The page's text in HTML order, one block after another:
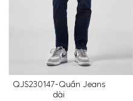
QJS230147-Quần Jeans
dài